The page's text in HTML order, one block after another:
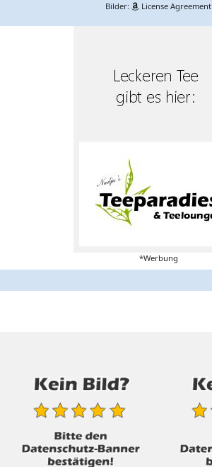
Bilder: License Agreement
*Werbung